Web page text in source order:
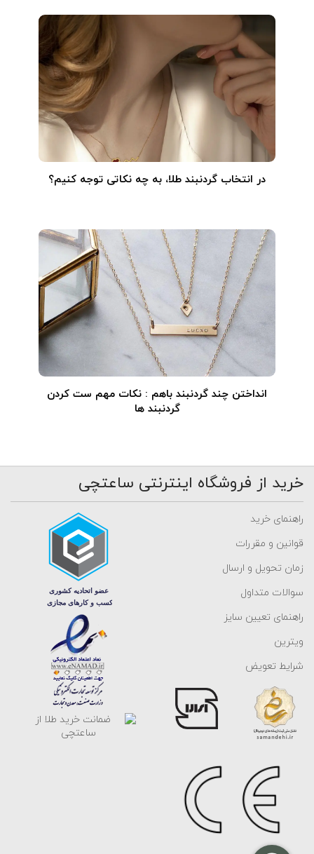
در انتخاب گردنبند طلا‌، به چه نکاتی توجه کنیم؟
انداختن چند گردنبند باهم : نکات مهم ست کردن
گردنبند ها
خرید از فروشگاه اینترنتی ساعتچی
راهنمای خرید
قوانین و مقررات
زمان تحویل و ارسال
سوالات متداول
راهنمای تعیین سایز
ویترین
شرایط تعویض